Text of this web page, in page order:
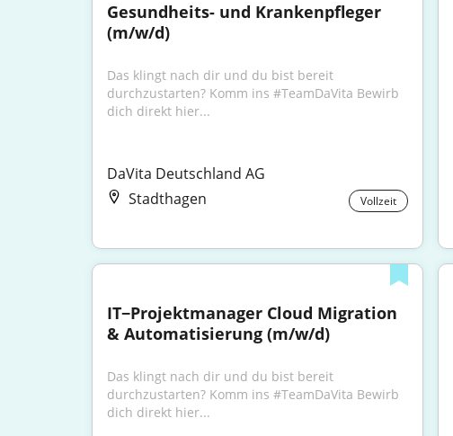
Gesundheits- und Krankenpfleger
(m/w/d)
Das klingt nach dir und du bist bereit
durchzustarten? Komm ins #TeamDaVita Bewirb
dich direkt hier...
DaVita Deutschland AG
Stadthagen
Vollzeit
IT−Projektmanager Cloud Migration
& Automatisierung (m/w/d)
Das klingt nach dir und du bist bereit
durchzustarten? Komm ins #TeamDaVita Bewirb
dich direkt hier...